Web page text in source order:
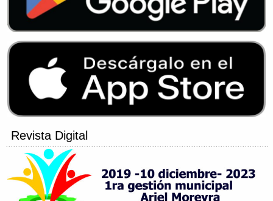
Revista Digital